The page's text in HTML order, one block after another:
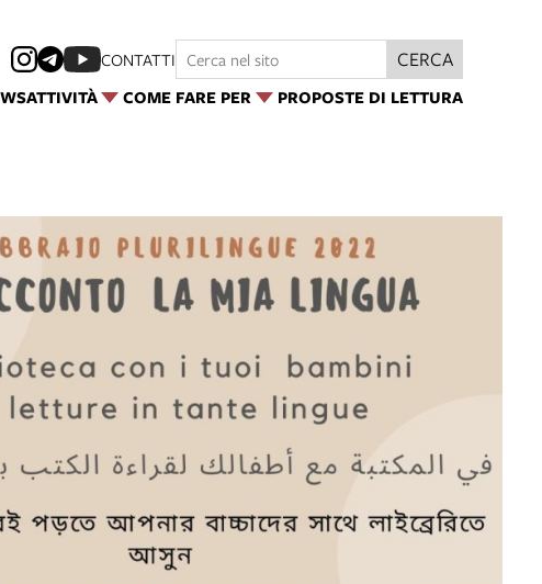
ATTIVITÀ COME FARE PER PROPOSTE DI LETTURA
CONTATTI CERCA